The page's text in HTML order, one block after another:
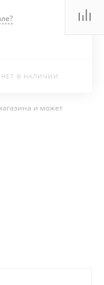
НЕТ В НАЛИЧИИ
и может